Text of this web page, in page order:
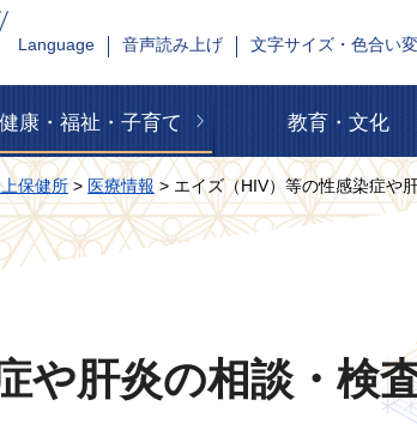
Language 音声読み上げ 文字サイズ・色合い
健康・福祉・子育て 教育・文化
保健所> 医療情報> エイズ（HIV）等の性感染症や
や肝炎の相談・検